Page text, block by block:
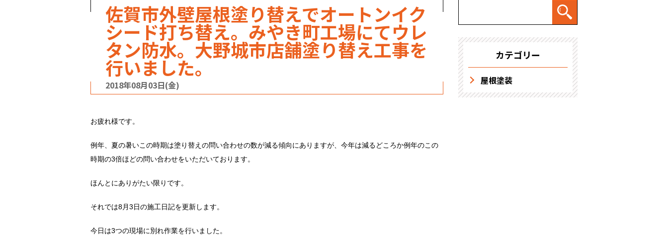
見積書の見方
佐賀市外壁屋根塗り替えでオートンイク
シード打ち替え。みやき町工場にてウレ
タン防水。大野城市店舗塗り替え工事を
行いました。
2018年08月03日(金)
お疲れ様です。
例年、夏の暑いこの時期は塗り替えの問い合わせの数が減る傾向にありますが、今年は減るどころか例年のこの
時期の3倍ほどの問い合わせをいただいております。
ほんとにありがたい限りです。
それでは8月3日の施工日記を更新します。
今日は3つの現場に別れ作業を行いました。
カテゴリー
屋根塗装